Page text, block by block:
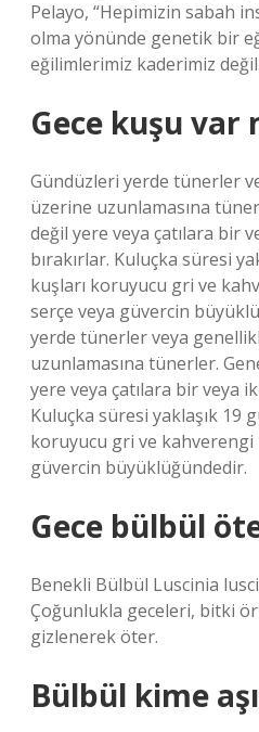
Pelayo, “Hepimizin sabah
olma yönünde genetik bir
eğilimlerimiz kaderimiz
Gece kuşu var
Gündüzleri yerde tünerler
üzerine uzunlamasına
değil yere veya çatılara bir
bırakırlar. Kuluçka süresi
kuşları koruyucu gri ve
serçe veya güvercin
yerde tünerler veya
uzunlamasına tünerler.
yere veya çatılara bir veya
Kuluçka süresi yaklaşık 19
koruyucu gri ve
güvercin büyüklüğündedir.
Gece bülbül
Benekli Bülbül Luscinia
Çoğunlukla geceleri, bitki
gizlenerek öter.
Bülbül kime